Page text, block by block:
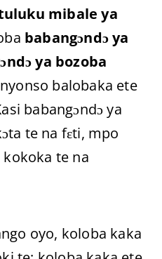
mibale ya
babangɔndɔ ya
ya bozoba
balobaka ete
babangɔndɔ ya
te na fɛti, mpo
te na
oyo, koloba kaka